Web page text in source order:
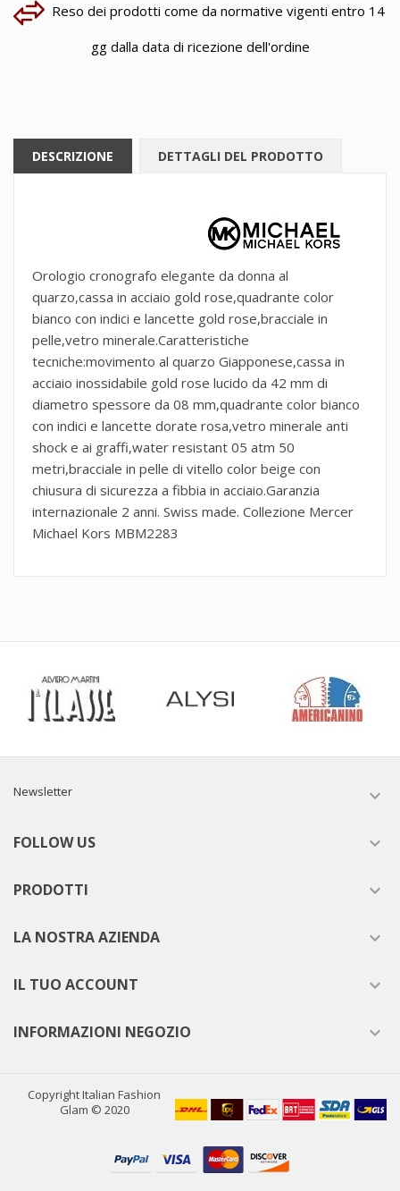
Reso dei prodotti come da normative vigenti entro 14
gg dalla data di ricezione dell'ordine
DESCRIZIONE DETTAGLI DEL PRODOTTO
Orologio cronografo elegante da donna al
quarzo,cassa in acciaio gold rose,quadrante color
bianco con indici e lancette gold rose,bracciale in
pelle,vetro minerale.Caratteristiche
tecniche:movimento al quarzo Giapponese,cassa in
acciaio inossidabile gold rose lucido da 42 mm di
diametro spessore da 08 mm,quadrante color bianco
con indici e lancette dorate rosa,vetro minerale anti
shock e ai graffi,water resistant 05 atm 50
metri,bracciale in pelle di vitello color beige con
chiusura di sicurezza a fibbia in acciaio.Garanzia
internazionale 2 anni. Swiss made. Collezione Mercer
Michael Kors MBM2283
Newsletter 
FOLLOW US 
PRODOTTI 
LA NOSTRA AZIENDA 
IL TUO ACCOUNT 
INFORMAZIONI NEGOZIO 
Copyright Italian Fashion
Glam © 2020